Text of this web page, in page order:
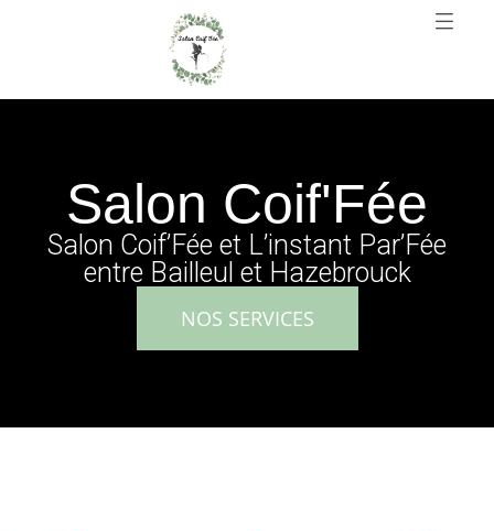
Salon Coif'Fée
Salon Coif’Fée et L’instant Par’Fée
entre Bailleul et Hazebrouck
NOS SERVICES